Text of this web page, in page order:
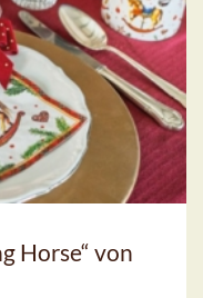
Horse“ von